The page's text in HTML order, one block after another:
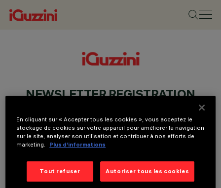
NEWSLETTER REGISTRATION
En cliquant sur « Accepter tous les cookies », vous acceptez le
stockage de cookies sur votre appareil pour améliorer la navigation
sur le site, analyser son utilisation et contribuer à nos efforts de
marketing.
Plus d’informations
Tout refuser Autoriser tous les cookies